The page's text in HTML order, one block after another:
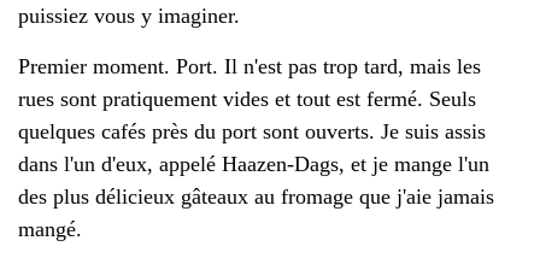
puissiez vous y imaginer.
Premier moment. Port. Il n'est pas trop tard, mais les
rues sont pratiquement vides et tout est fermé. Seuls
quelques cafés près du port sont ouverts. Je suis assis
dans l'un d'eux, appelé Haazen-Dags, et je mange l'un
des plus délicieux gâteaux au fromage que j'aie jamais
mangé.